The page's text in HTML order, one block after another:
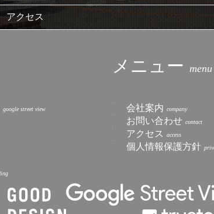
アクセス
メニュー
会社案内
お問い合わせ
アクセス
個人情報保護方針